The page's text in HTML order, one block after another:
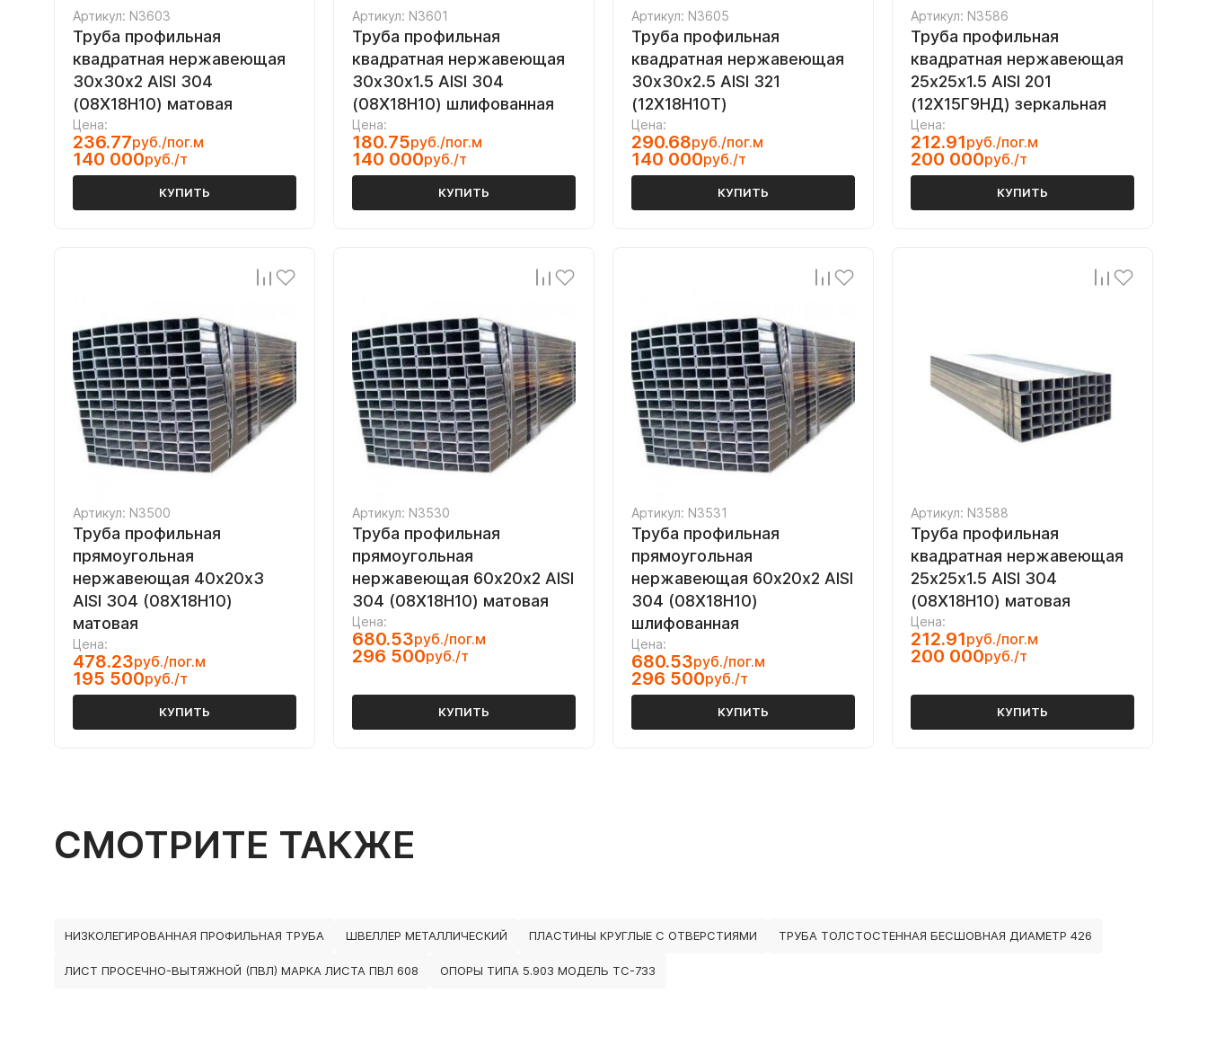
Артикул: N3603
Труба профильная
квадратная нержавеющая
30х30х2 AISI 304
(08Х18Н10) матовая
Цена:
236.77руб./пог.м
140 000руб./т
КУПИТЬ
Артикул: N3601
Труба профильная
квадратная нержавеющая
30х30х1.5 AISI 304
(08Х18Н10) шлифованная
Цена:
180.75руб./пог.м
140 000руб./т
КУПИТЬ
Артикул: N3605
Труба профильная
квадратная нержавеющая
30х30х2.5 AISI 321
(12Х18Н10Т)
Цена:
290.68руб./пог.м
140 000руб./т
КУПИТЬ
Артикул: N3586
Труба профильная
квадратная нержавеющая
25х25х1.5 AISI 201
(12Х15Г9НД) зеркальная
Цена:
212.91руб./пог.м
200 000руб./т
КУПИТЬ
Артикул: N3500
Труба профильная
прямоугольная
нержавеющая 40х20х3
AISI 304 (08Х18Н10)
матовая
Цена:
478.23руб./пог.м
195 500руб./т
КУПИТЬ
Артикул: N3530
Труба профильная
прямоугольная
нержавеющая 60х20х2 AISI
304 (08Х18Н10) матовая
Цена:
680.53руб./пог.м
296 500руб./т
КУПИТЬ
Артикул: N3531
Труба профильная
прямоугольная
нержавеющая 60х20х2 AISI
304 (08Х18Н10)
шлифованная
Цена:
680.53руб./пог.м
296 500руб./т
КУПИТЬ
Артикул: N3588
Труба профильная
квадратная нержавеющая
25х25х1.5 AISI 304
(08Х18Н10) матовая
Цена:
212.91руб./пог.м
200 000руб./т
КУПИТЬ
СМОТРИТЕ ТАКЖЕ
НИЗКОЛЕГИРОВАННАЯ ПРОФИЛЬНАЯ ТРУБА ШВЕЛЛЕР МЕТАЛЛИЧЕСКИЙ ПЛАСТИНЫ КРУГЛЫЕ С ОТВЕРСТИЯМИ ТРУБА ТОЛСТОСТЕННАЯ БЕСШОВНАЯ ДИАМЕТР 426
ЛИСТ ПРОСЕЧНО-ВЫТЯЖНОЙ (ПВЛ) МАРКА ЛИСТА ПВЛ 608 ОПОРЫ ТИПА 5.903 МОДЕЛЬ ТС-733